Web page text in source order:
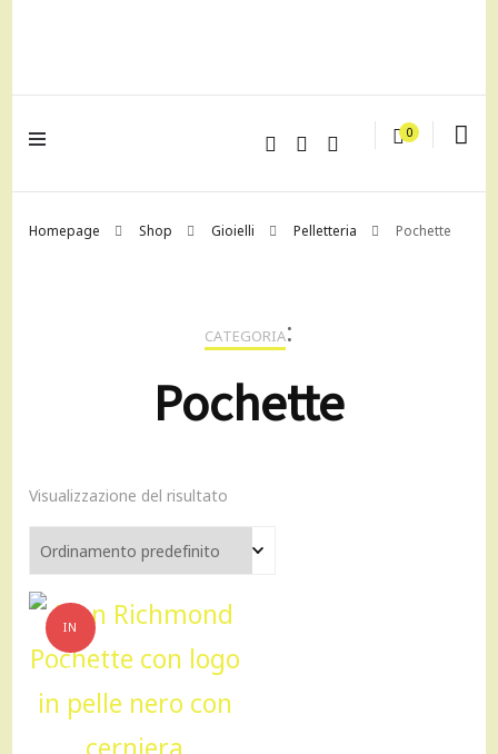
0
Homepage Shop Gioielli Pelletteria Pochette
CATEGORIA:
Pochette
Visualizzazione del risultato
IN
OFFERTA!